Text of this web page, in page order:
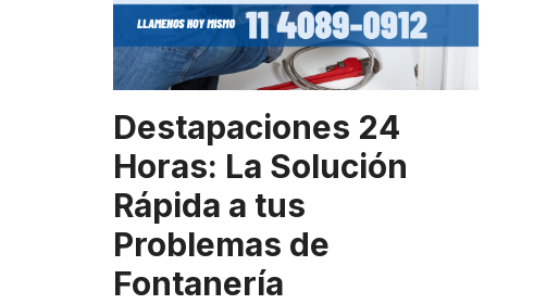
Destapaciones 24
Horas: La Solución
Rápida a tus
Problemas de
Fontanería